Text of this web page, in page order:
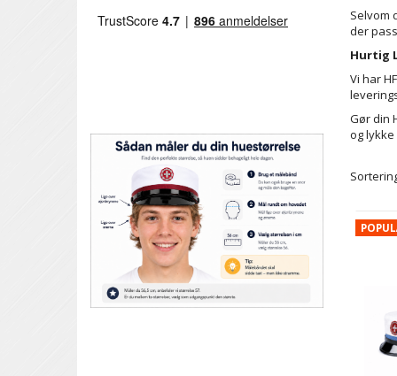
Selvom
der
Hurtig
Vi har
Gør din
og